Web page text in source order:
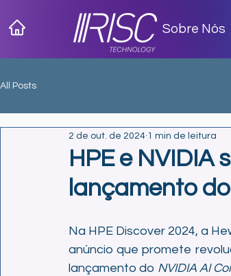
Sobre Nós
All Posts
HPE e NVIDIA
lançamento
2 de out. de 2024 1 min de leitura
Na HPE Discover 2024, a
anúncio que promete
lançamento do NVIDIA AI